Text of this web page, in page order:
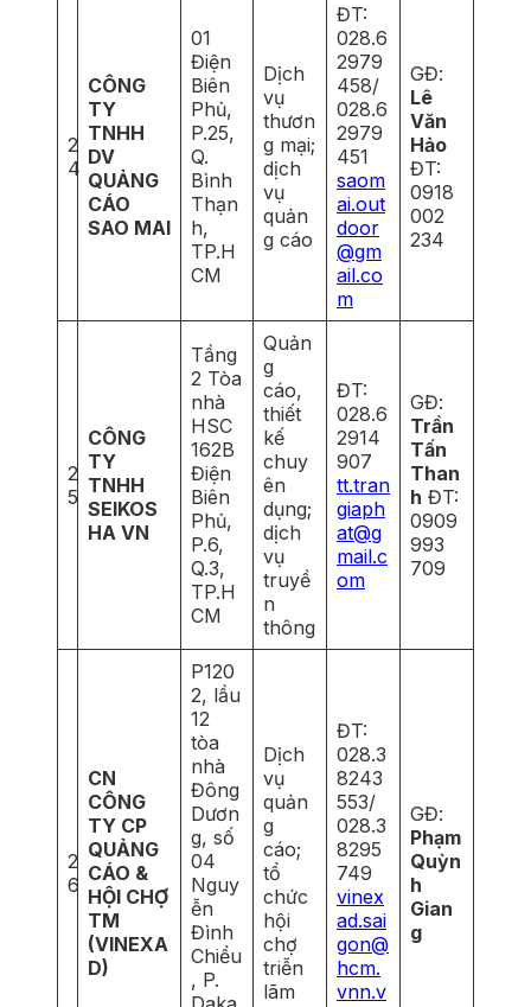
2
4
CÔNG
TY
TNHH
DV
QUẢNG
CÁO
SAO MAI
01
Điện
Biên
Phủ,
P.25,
Q.
Bình
Thạn
h,
TP.H
CM
Dịch
vụ
thươn
g mại;
dịch
vụ
quản
g cáo
ĐT:
028.6
2979
458/
028.6
2979
451
saom
ai.out
door
@gm
ail.co
m
GĐ:
Lê
Văn
Hảo
ĐT:
0918
002
234
2
5
CÔNG
TY
TNHH
SEIKOS
HA VN
Tầng
2 Tòa
nhà
HSC
162B
Điện
Biên
Phủ,
P.6,
Q.3,
TP.H
CM
Quản
g
cáo,
thiết
kế
chuy
ên
dụng;
dịch
vụ
truyề
n
thông
ĐT:
028.6
2914
907
tt.tran
giaph
at@g
mail.c
om
GĐ:
Trần
Tấn
Than
h ĐT:
0909
993
709
2
6
CN
CÔNG
TY CP
QUẢNG
CÁO &
HỘI CHỢ
TM
(VINEXA
D)
P120
2, lầu
12
tòa
nhà
Đông
Dươn
g, số
04
Nguy
ễn
Đình
Chiểu
, P.
Dịch
vụ
quản
g
cáo;
tổ
chức
hội
chợ
triễn
lãm
ĐT:
028.3
8243
553/
028.3
8295
749
vinex
ad.sai
gon@
hcm.
vnn.v
GĐ:
Phạm
Quỳn
h
Gian
g